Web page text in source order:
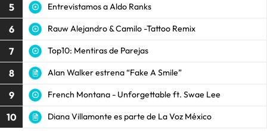
5 Entrevistamos a Aldo Ranks
6 Rauw Alejandro & Camilo -Tattoo Remix
7 Top10: Mentiras de Parejas
8 Alan Walker estrena “Fake A Smile”
9 French Montana - Unforgettable ft. Swae Lee
10 Diana Villamonte es parte de La Voz México